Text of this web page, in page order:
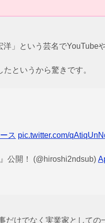
洋」という芸名でYouTube
というから驚きです。
ス pic.twitter.com/
公開！ (@hiroshi2ndsub)
けでなく実業家としての